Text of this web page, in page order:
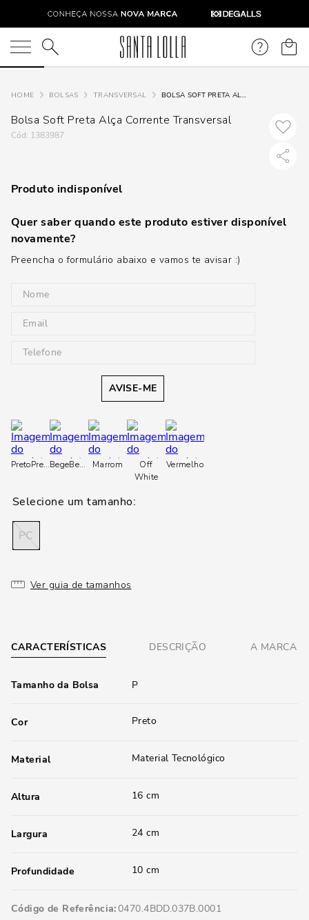
O que você está procurando?
BOLSAS TRANSVERSAL BOLSA SOFT PRETA ALÇA CORRENTE TRANSVERSAL
Bolsa Soft Preta Alça Corrente Transversal
: 1383987
Produto indisponível
Quer saber quando este produto estiver disponível
novamente?
Preencha o formulário abaixo e vamos te avisar :)
AVISE-ME
PretoPreto BegeBege Marrom
Off
White
Vermelho
PC
Ver guia de tamanhos
CARACTERÍSTICAS DESCRIÇÃO A MARCA
Tamanho da Bolsa P
Cor Preto
Material Material Tecnológico
Altura 16 cm
Largura 24 cm
Profundidade 10 cm
Código de Referência 0470.4BDD.037B.0001